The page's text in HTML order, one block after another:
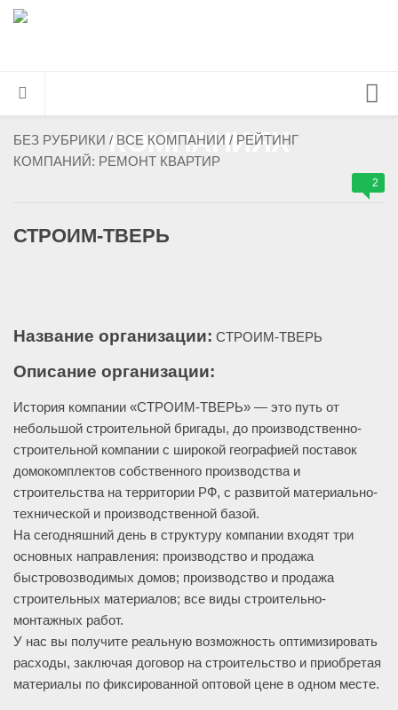
Главная страница
Все компании
Контакты
БЕЗ РУБРИКИ / ВСЕ КОМПАНИИ / РЕЙТИНГ
КОМПАНИЙ: РЕМОНТ КВАРТИР
2
СТРОИМ-ТВЕРЬ
Название организации: СТРОИМ-ТВЕРЬ
Описание организации:
История компании «СТРОИМ-ТВЕРЬ» — это путь от
небольшой строительной бригады, до производственно-
строительной компании с широкой географией поставок
домокомплектов собственного производства и
строительства на территории РФ, с развитой материально-
технической и производственной базой.
На сегодняшний день в структуру компании входят три
основных направления: производство и продажа
быстровозводимых домов; производство и продажа
строительных материалов; все виды строительно-
монтажных работ.
У нас вы получите реальную возможность оптимизировать
расходы, заключая договор на строительство и приобретая
материалы по фиксированной оптовой цене в одном месте.